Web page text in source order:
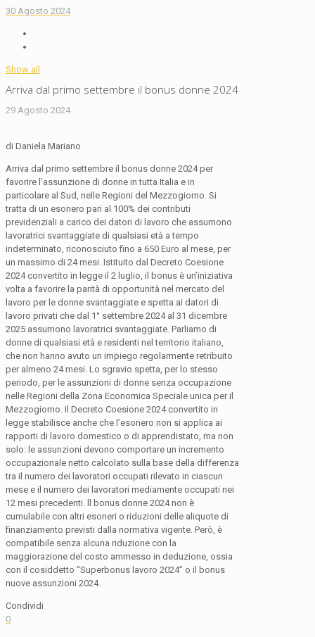
30 Agosto 2024
Show all
Arriva dal primo settembre il bonus donne 2024
29 Agosto 2024
di Daniela Mariano
Arriva dal primo settembre il bonus donne 2024 per
favorire l’assunzione di donne in tutta Italia e in
particolare al Sud, nelle Regioni del Mezzogiorno. Si
tratta di un esonero pari al 100% dei contributi
previdenziali a carico dei datori di lavoro che assumono
lavoratrici svantaggiate di qualsiasi età a tempo
indeterminato, riconosciuto fino a 650 Euro al mese, per
un massimo di 24 mesi. Istituito dal Decreto Coesione
2024 convertito in legge il 2 luglio, il bonus è un’iniziativa
volta a favorire la parità di opportunità nel mercato del
lavoro per le donne svantaggiate e spetta ai datori di
lavoro privati che dal 1° settembre 2024 al 31 dicembre
2025 assumono lavoratrici svantaggiate. Parliamo di
donne di qualsiasi età e residenti nel territorio italiano,
che non hanno avuto un impiego regolarmente retribuito
per almeno 24 mesi. Lo sgravio spetta, per lo stesso
periodo, per le assunzioni di donne senza occupazione
nelle Regioni della Zona Economica Speciale unica per il
Mezzogiorno. Il Decreto Coesione 2024 convertito in
legge stabilisce anche che l’esonero non si applica ai
rapporti di lavoro domestico o di apprendistato, ma non
solo: le assunzioni devono comportare un incremento
occupazionale netto calcolato sulla base della differenza
tra il numero dei lavoratori occupati rilevato in ciascun
mese e il numero dei lavoratori mediamente occupati nei
12 mesi precedenti. ll bonus donne 2024 non è
cumulabile con altri esoneri o riduzioni delle aliquote di
finanziamento previsti dalla normativa vigente. Però, è
compatibile senza alcuna riduzione con la
maggiorazione del costo ammesso in deduzione, ossia
con il cosiddetto “Superbonus lavoro 2024” o il bonus
nuove assunzioni 2024.
Condividi
0